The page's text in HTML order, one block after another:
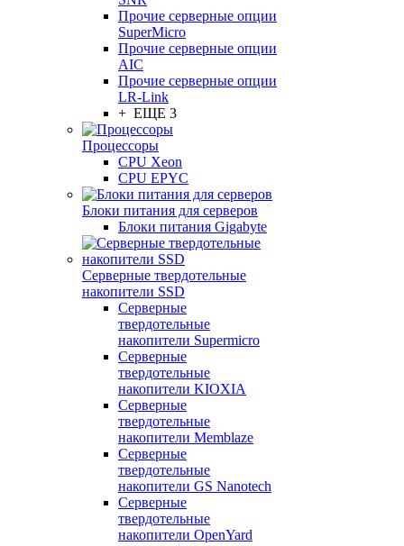
Прочие серверные опции
SuperMicro
Прочие серверные опции
AIC
Прочие серверные опции
LR-Link
+ ЕЩЕ 3
Процессоры
CPU Xeon
CPU EPYC
Блоки питания для серверов
Блоки питания Gigabyte
Серверные твердотельные
накопители SSD
Cерверные
твердотельные
накопители Supermicro
Cерверные
твердотельные
накопители KIOXIA
Cерверные
твердотельные
накопители Memblaze
Cерверные
твердотельные
накопители GS Nanotech
Серверные
твердотельные
накопители OpenYard